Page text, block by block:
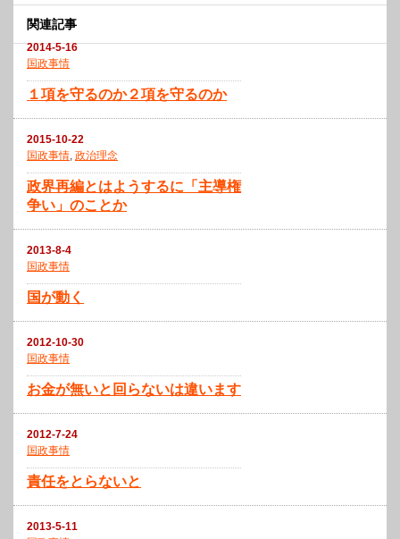
関連記事
2014-5-16
国政事情
１項を守るのか２項を守るのか
2015-10-22
国政事情, 政治理念
政界再編とはようするに「主導権
争い」のことか
2013-8-4
国政事情
国が動く
2012-10-30
国政事情
お金が無いと回らないは違います
2012-7-24
国政事情
責任をとらないと
2013-5-11